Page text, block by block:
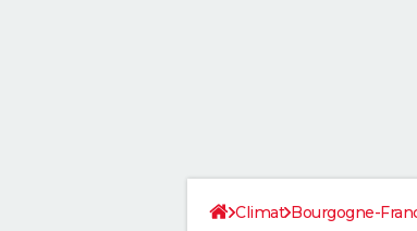
Climat Bourgogne-